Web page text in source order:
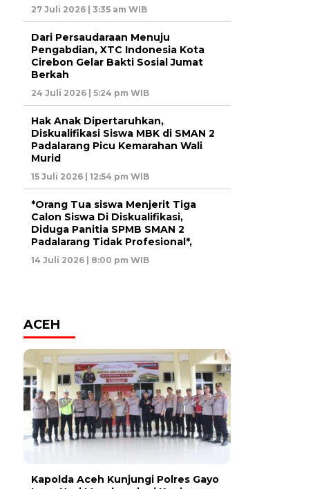
27 Juli 2026 | 3:35 am WIB
Dari Persaudaraan Menuju
Pengabdian, XTC Indonesia Kota
Cirebon Gelar Bakti Sosial Jumat
Berkah
24 Juli 2026 | 5:24 pm WIB
Hak Anak Dipertaruhkan,
Diskualifikasi Siswa MBK di SMAN 2
Padalarang Picu Kemarahan Wali
Murid
15 Juli 2026 | 12:54 pm WIB
*Orang Tua siswa Menjerit Tiga
Calon Siswa Di Diskualifikasi,
Diduga Panitia SPMB SMAN 2
Padalarang Tidak Profesional*,
14 Juli 2026 | 8:00 pm WIB
ACEH
Kapolda Aceh Kunjungi Polres Gayo